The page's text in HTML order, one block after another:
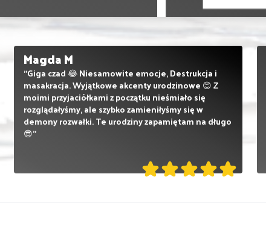
Magda M
"Giga czad 😂 Niesamowite emocje, Destrukcja i
masakracja. Wyjątkowe akcenty urodzinowe 😊 Z
moimi przyjaciółkami z początku nieśmiało się
rozglądałyśmy, ale szybko zamieniłyśmy się w
demony rozwałki. Te urodziny zapamiętam na długo
😎"